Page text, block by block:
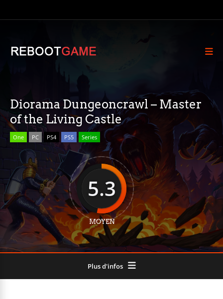
Diorama Dungeoncrawl – Master
of the Living Castle
One PC PS4 PS5 Series
5.3
MOYEN
Plus d'infos